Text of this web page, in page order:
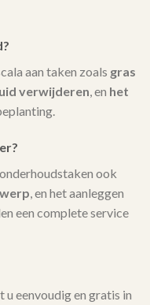
aan taken zoals gras
verwijderen, en het
ook
, en het aanleggen
een complete service
eenvoudig en gratis in